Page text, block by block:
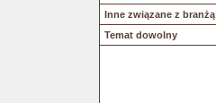
Inne związane z branżą
Temat dowolny